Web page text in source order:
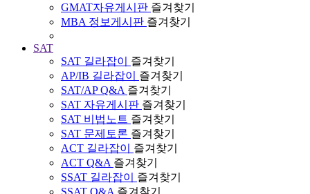
GMAT자유게시판 즐겨찾기
MBA 정보게시판 즐겨찾기
SAT
SAT 길라잡이
즐겨찾기
AP/IB 길라잡이
즐겨찾기
SAT/AP Q&A 즐겨찾기
SAT 자유게시판 즐겨찾기
SAT 비법노트 즐겨찾기
SAT 문제토론 즐겨찾기
ACT 길라잡이
즐겨찾기
ACT Q&A 즐겨찾기
SSAT 길라잡이
즐겨찾기
SSAT Q&A 즐겨찾기